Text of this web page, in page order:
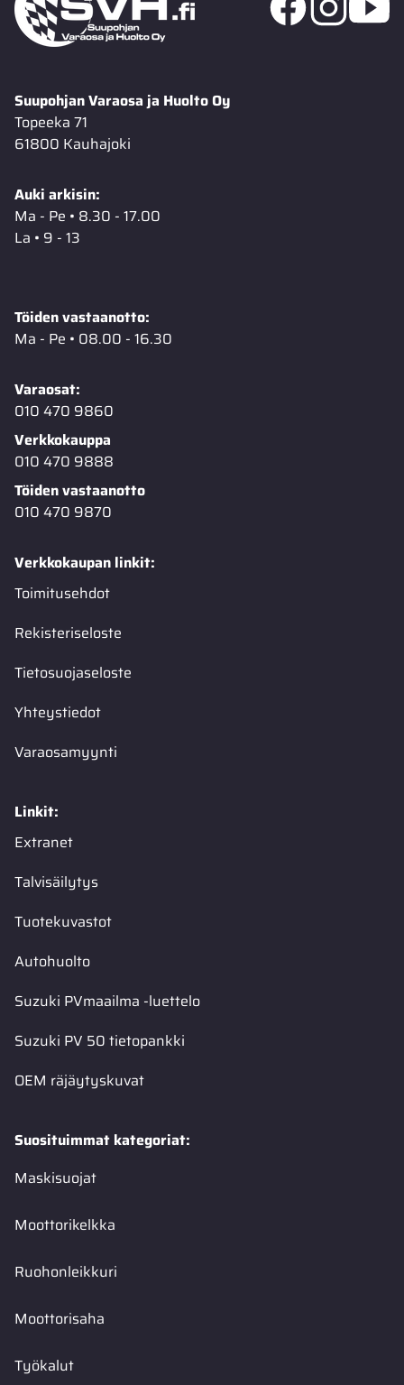
Suupohjan Varaosa ja Huolto Oy
Topeeka 71
61800 Kauhajoki
Auki arkisin:
Ma - Pe • 8.30 - 17.00
La • 9 - 13
Töiden vastaanotto:
Ma - Pe • 08.00 - 16.30
Varaosat:
010 470 9860
Verkkokauppa
010 470 9888
Töiden vastaanotto
010 470 9870
Verkkokaupan linkit:
Toimitusehdot
Rekisteriseloste
Tietosuojaseloste
Yhteystiedot
Varaosamyynti
Linkit:
Extranet
Talvisäilytys
Tuotekuvastot
Autohuolto
Suzuki PVmaailma -luettelo
Suzuki PV 50 tietopankki
OEM räjäytyskuvat
Suosituimmat kategoriat:
Maskisuojat
Moottorikelkka
Ruohonleikkuri
Moottorisaha
Työkalut